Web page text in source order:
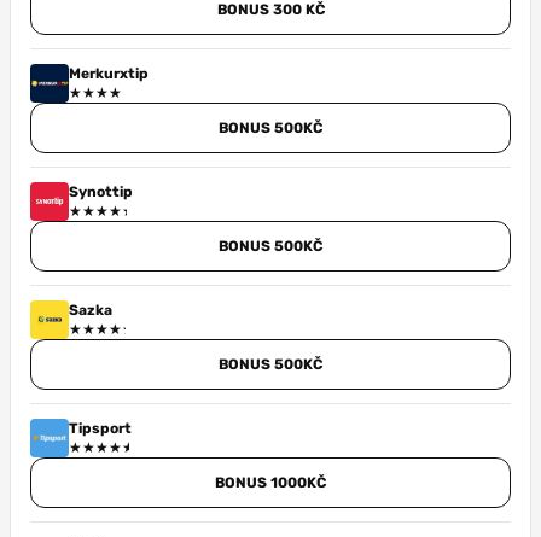
BONUS 300 KČ
Merkurxtip
BONUS 500KČ
Synottip
BONUS 500KČ
Sazka
BONUS 500KČ
Tipsport
BONUS 1000KČ